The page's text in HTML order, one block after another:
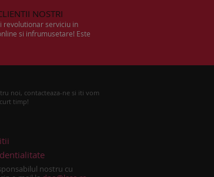
NOSTRI
revolutionar serviciu in
si infrumusetare! Este
noi, contacteaza-ne si iti vom
timp!
nostru cu